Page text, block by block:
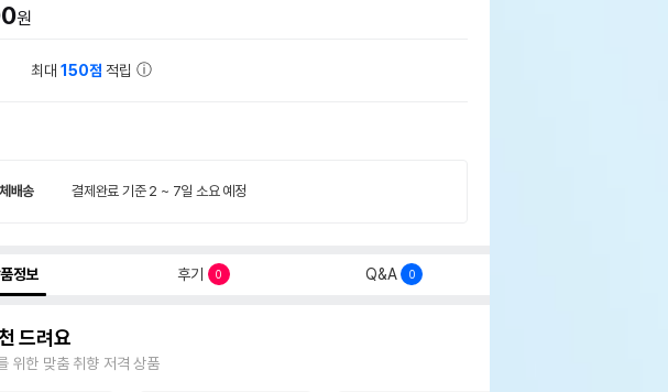
원
최대150점 적립
배송 결제완료 기준 2 ~ 7일 소요 예정
정보 후기 0 Q&A 0
드려요
위한 맞춤 취향 저격 상품